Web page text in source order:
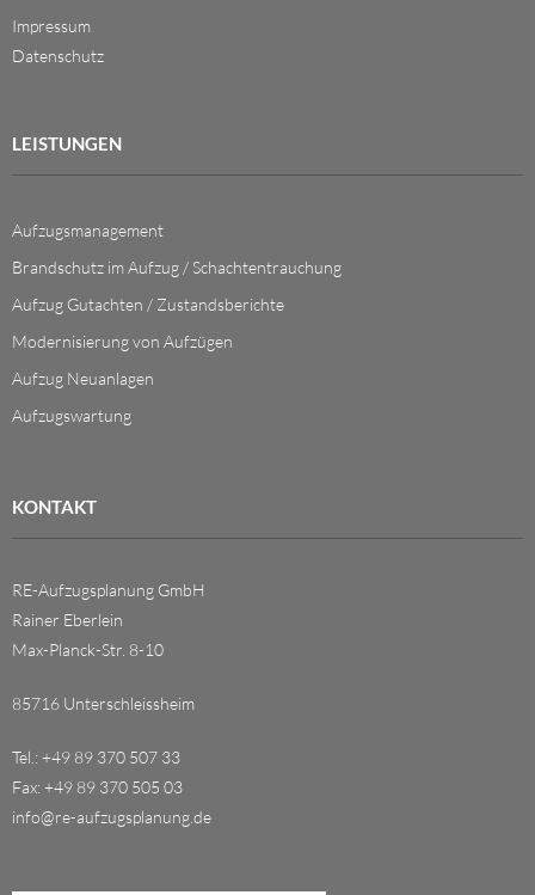
Impressum
Datenschutz
LEISTUNGEN
Aufzugsmanagement
Brandschutz im Aufzug / Schachtentrauchung
Aufzug Gutachten / Zustandsberichte
Modernisierung von Aufzügen
Aufzug Neuanlagen
Aufzugswartung
KONTAKT
RE-Aufzugsplanung GmbH
Rainer Eberlein
Max-Planck-Str. 8-10
85716 Unterschleissheim
Tel.: +49 89 370 507 33
Fax: +49 89 370 505 03
info@re-aufzugsplanung.de